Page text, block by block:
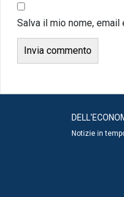
Salva il mio nome,
Notizie in